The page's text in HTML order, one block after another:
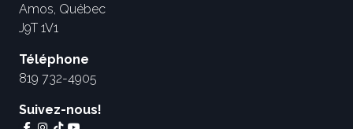
Amos, Québec
J9T 1V1
Téléphone
819 732-4905
Suivez-nous!